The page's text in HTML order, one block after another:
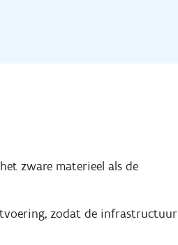
zware materieel als de
zodat de infrastructuur